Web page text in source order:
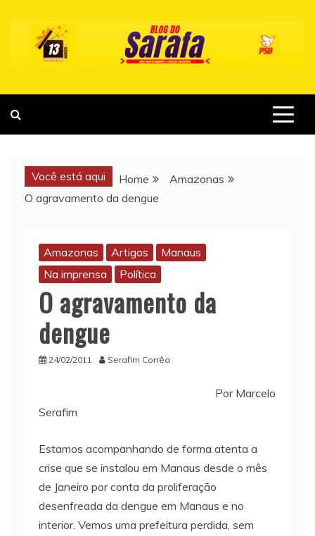
content
Você está aqui Home
Amazonas
O agravamento da dengue
Amazonas Artigos
Manaus
Na imprensa
Política
O agravamento da
dengue
24/02/2011 Serafim Corrêa
Por Marcelo
Serafim
Estamos acompanhando de forma atenta a
crise que se instalou em Manaus desde o mês
de Janeiro por conta da proliferação
desenfreada da dengue em Manaus e no
interior. Vemos uma prefeitura perdida, sem